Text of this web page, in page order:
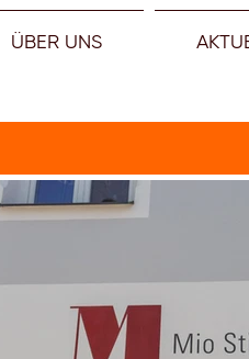
ÜBER UNS